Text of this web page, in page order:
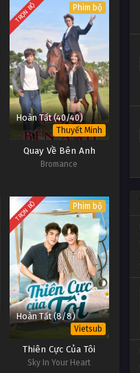
TRỌN BỘ Phim bộ
Hoàn Tất (40/40)
Thuyết Minh
Quay Về Bên Anh
Bromance
TRỌN BỘ Phim bộ
Hoàn Tất (8/8)
Vietsub
Thiên Cực Của Tôi
Sky In Your Heart